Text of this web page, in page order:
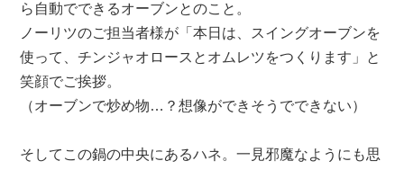
ら自動でできるオーブンとのこと。
ノーリツのご担当者様が「本日は、スイングオーブンを
使って、チンジャオロースとオムレツをつくります」と
笑顔でご挨拶。
（オーブンで炒め物…？想像ができそうでできない）
そしてこの鍋の中央にあるハネ。一見邪魔なようにも思